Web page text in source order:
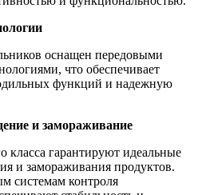
оснащен передовыми
что обеспечивает
функций и надежную
и замораживание
класса гарантируют идеальные
и замораживания продуктов.
системам контроля